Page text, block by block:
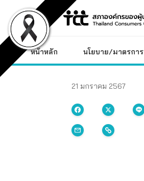
content
หน้าหลัก นโยบาย/มาตรการ
21 มกราคม 2567